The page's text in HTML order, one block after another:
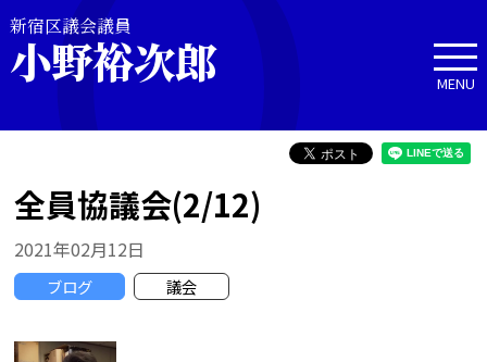
新宿区議会議員
小野裕次郎 MENU
全員協議会(2/12)
2021年02月12日
ブログ 議会